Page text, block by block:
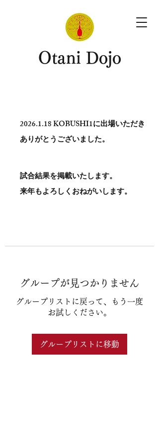
​Otani Dojo
2026.1.18KOBUSHI1に出場いただき
ありがとう​ございました。
試合結果を掲載いたします。
​来年もよろしくおねがいします。
グループが見つかりません
グループリストに戻って、もう一度
お試しください。
グループリストに移動